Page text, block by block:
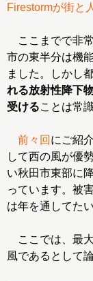
Firestormが街と
ここまでで非
市の東半分は機
ました。しかし
れる放射性降下
受けることは常
前々回 にご紹
して西の風が優
い秋田市東部に
っています。被
は年を通してた
ここでは、最
風であるとして